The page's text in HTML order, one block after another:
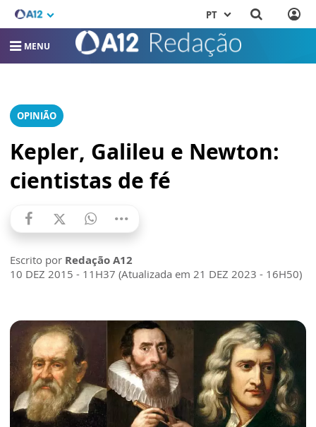
PT
MENU
OPINIÃO
Kepler, Galileu e Newton:
cientistas de fé
Escrito por Redação A12
10 DEZ 2015 - 11H37 (Atualizada em 21 DEZ 2023 - 16H50)